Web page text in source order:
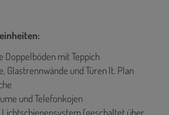
Doppelböden mit Teppich
Glastrennwände und Türen lt. Plan
und Telefonkojen
(geschaltet über